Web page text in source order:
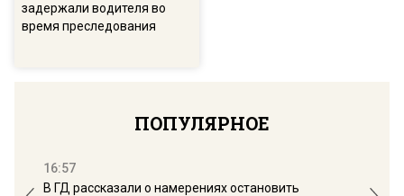
задержали водителя во
время преследования
ПОПУЛЯРНОЕ
16:57
В ГД рассказали о намерениях остановить